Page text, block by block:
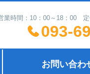
業時間：10：00～18：00 定
093-
お問い合わ